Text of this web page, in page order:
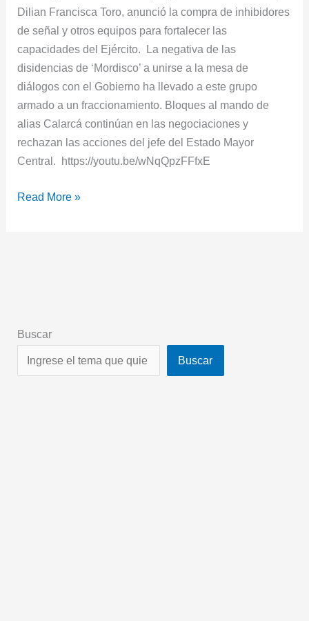
Dilian Francisca Toro, anunció la compra de inhibidores
de señal y otros equipos para fortalecer las
capacidades del Ejército. La negativa de las
disidencias de ‘Mordisco’ a unirse a la mesa de
diálogos con el Gobierno ha llevado a este grupo
armado a un fraccionamiento. Bloques al mando de
alias Calarcá continúan en las negociaciones y
rechazan las acciones del jefe del Estado Mayor
Central. https://youtu.be/wNqQpzFFfxE
Read More »
Buscar
Buscar